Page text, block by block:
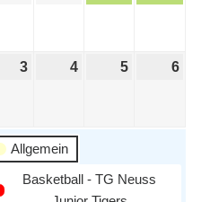
3 4 5 6
Allgemein
Basketball - TG Neuss